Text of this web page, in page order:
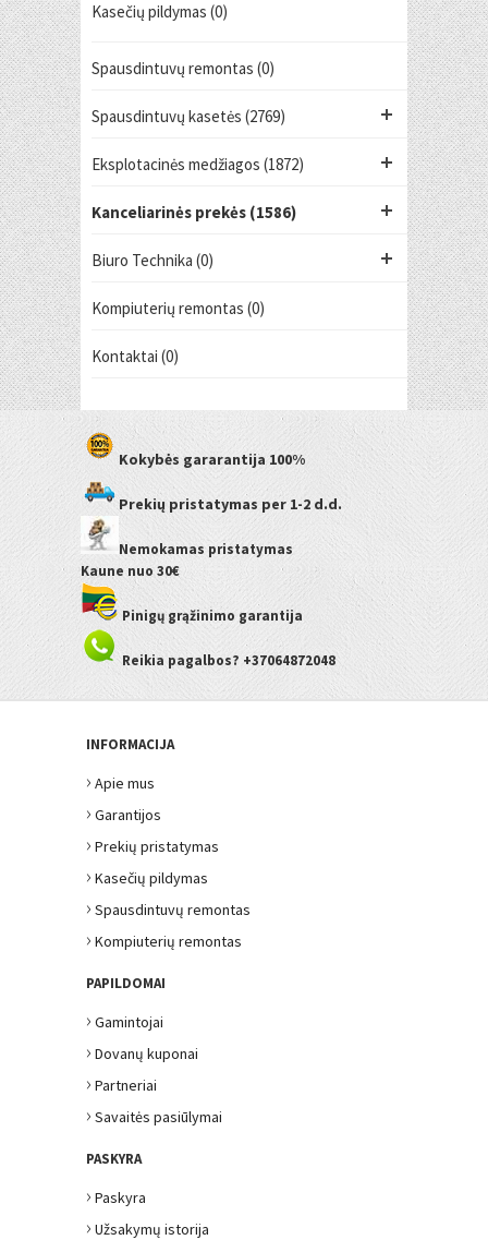
Kasečių pildymas (0)
Spausdintuvų remontas (0)
Spausdintuvų kasetės (2769)
Eksplotacinės medžiagos (1872)
Kanceliarinės prekės (1586)
Biuro Technika (0)
Kompiuterių remontas (0)
Kontaktai (0)
Kokybės gararantija 100%
Prekių pristatymas per 1-2 d.d.
Nemokamas pristatymas
Kaune nuo 30€
Pinigų grąžinimo garantija
Reikia pagalbos? +37064872048
INFORMACIJA
› Apie mus
› Garantijos
› Prekių pristatymas
› Kasečių pildymas
› Spausdintuvų remontas
› Kompiuterių remontas
PAPILDOMAI
› Gamintojai
› Dovanų kuponai
› Partneriai
› Savaitės pasiūlymai
PASKYRA
› Paskyra
› Užsakymų istorija